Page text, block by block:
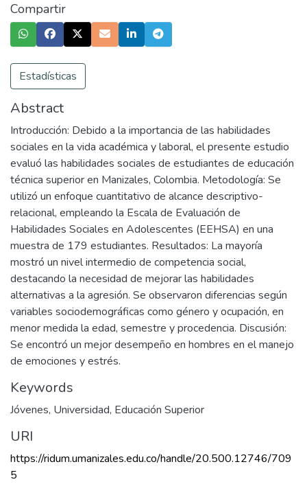
Compartir
Estadísticas
Abstract
Introducción: Debido a la importancia de las habilidades
sociales en la vida académica y laboral, el presente estudio
evaluó las habilidades sociales de estudiantes de educación
técnica superior en Manizales, Colombia. Metodología: Se
utilizó un enfoque cuantitativo de alcance descriptivo-
relacional, empleando la Escala de Evaluación de
Habilidades Sociales en Adolescentes (EEHSA) en una
muestra de 179 estudiantes. Resultados: La mayoría
mostró un nivel intermedio de competencia social,
destacando la necesidad de mejorar las habilidades
alternativas a la agresión. Se observaron diferencias según
variables sociodemográficas como género y ocupación, en
menor medida la edad, semestre y procedencia. Discusión:
Se encontró un mejor desempeño en hombres en el manejo
de emociones y estrés.
Keywords
Jóvenes, Universidad, Educación Superior
URI
https://ridum.umanizales.edu.co/handle/20.500.12746/709
5